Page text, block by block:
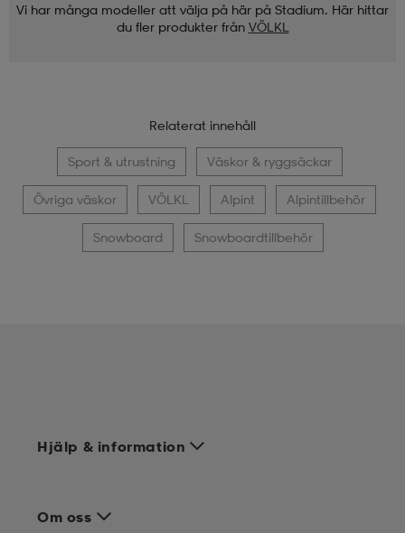
Vi har många modeller att välja på här på Stadium. Här hittar
du fler produkter från VÖLKL
Relaterat innehåll
Sport & utrustning Väskor & ryggsäckar
Övriga väskor VÖLKL Alpint Alpintillbehör
Snowboard Snowboardtillbehör
Hjälp & information
Om oss